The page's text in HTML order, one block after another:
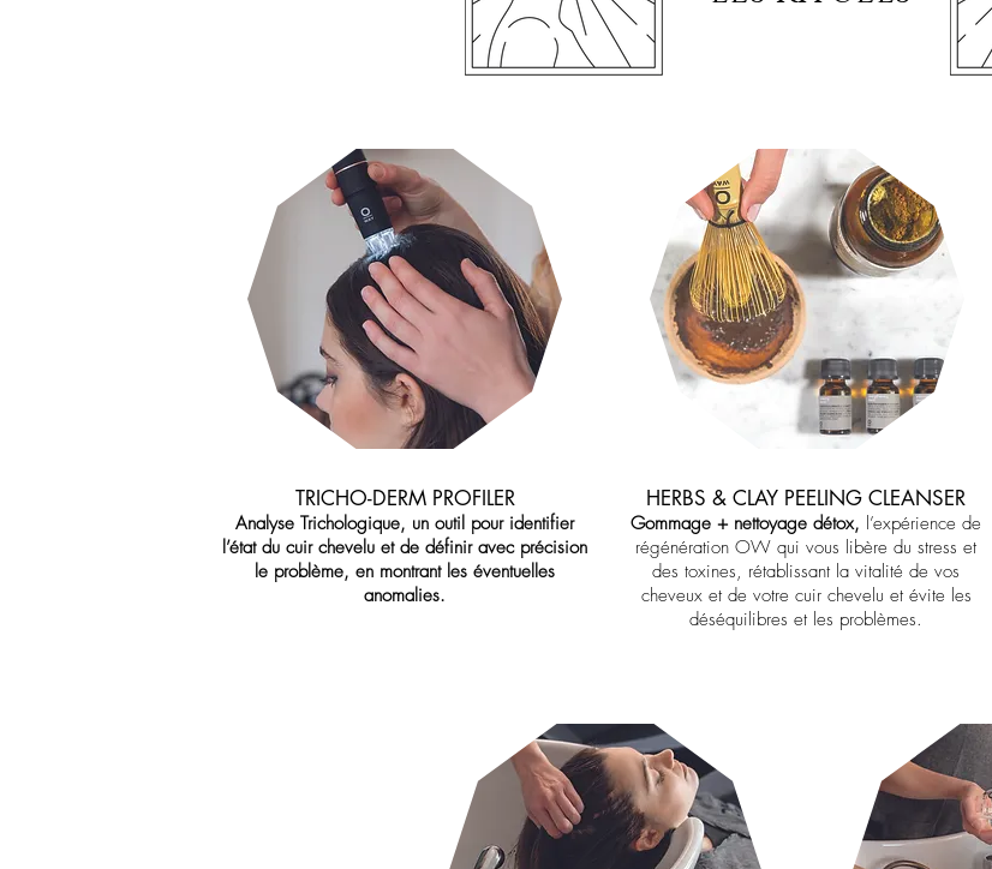
TRICHO-DERM PROFILER
Analyse Trichologique, un outil pour identifier
l’état du cuir chevelu et de définir avec précision
le problème, en montrant les éventuelles
anomalies.
HERBS & CLAY PEELING CLEANSER
Gommage + nettoyage détox, l’expérience de
régénération OW qui vous libère du stress et
des toxines, rétablissant la vitalité de vos
cheveux et de votre cuir chevelu et évite les
déséquilibres et les problèmes.